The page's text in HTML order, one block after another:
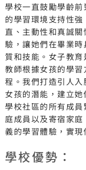
學校一直鼓勵學齡
的學習環境支持性
直、主動性和真誠
驗，讓她們在畢業
質和技能。女子教
教師根據女孩的學
程。我們打造引人
女孩的潛能，建立
學校社區的所有成
庭成員以及寄宿家
義的學習體驗，實現
學校優勢：